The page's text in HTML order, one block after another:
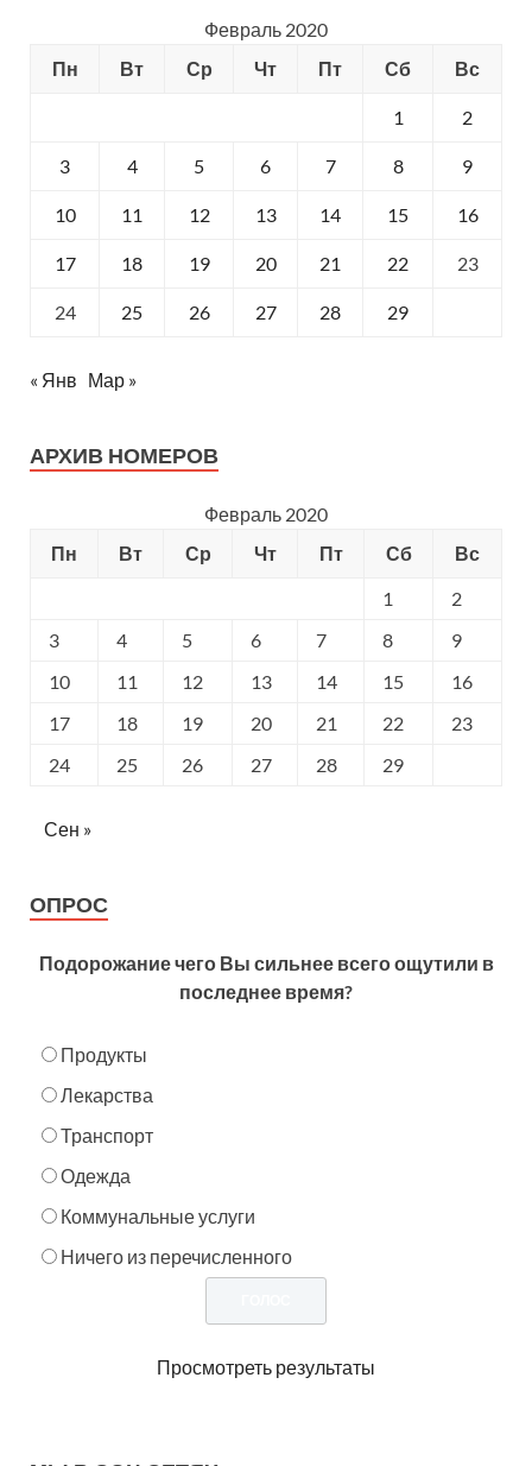
Февраль 2020
Пн
Вт Ср Чт Пт Сб Вс
1 2
3 4 5 6 7 8 9
10 11 12 13 14 15 16
17 18 19 20 21 22 23
24 25 26 27 28 29
« Янв Мар »
АРХИВ НОМЕРОВ
Февраль 2020
Пн
Вт Ср Чт Пт Сб
Вс
1
2
3
4 5 6 7 8
9
10
11 12 13 14 15
16
17
18 19 20 21 22
23
24
25 26 27 28 29
Сен »
ОПРОС
Подорожание чего Вы сильнее всего ощутили в
последнее время?
Продукты
Лекарства
Транспорт
Одежда
Коммунальные услуги
Ничего из перечисленного
Просмотреть результаты